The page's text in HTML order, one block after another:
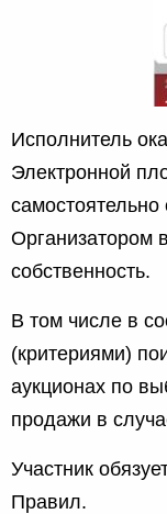
Исполнитель
Электронной
Организатором
собственность.
В том числе в
(критериями)
аукционах по
продажи в
Участник
Правил.